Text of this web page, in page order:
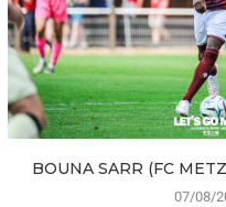
BOUNA SARR (FC
07/08/